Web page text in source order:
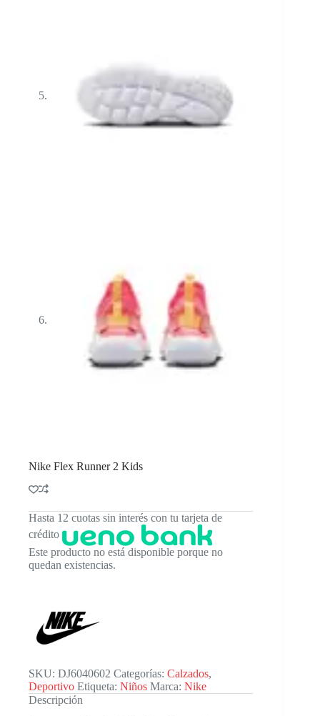
Nike Flex Runner 2 Kids
Hasta 12 cuotas sin interés con tu tarjeta de
crédito
Este producto no está disponible porque no
quedan existencias.
SKU: DJ6040602 Categorías: Calzados,
Deportivo Etiqueta: Niños Marca: Nike
Descripción